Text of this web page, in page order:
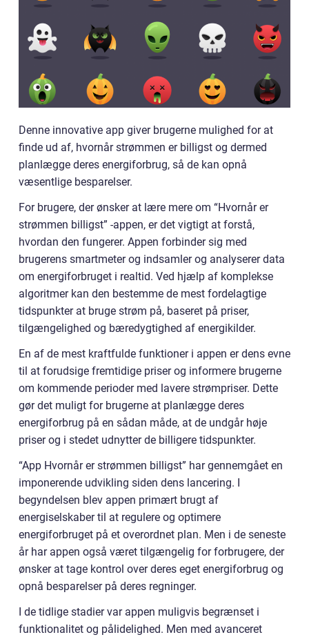
Denne innovative app giver brugerne mulighed for at
finde ud af, hvornår strømmen er billigst og dermed
planlægge deres energiforbrug, så de kan opnå
væsentlige besparelser.
For brugere, der ønsker at lære mere om “Hvornår er
strømmen billigst” -appen, er det vigtigt at forstå,
hvordan den fungerer. Appen forbinder sig med
brugerens smartmeter og indsamler og analyserer data
om energiforbruget i realtid. Ved hjælp af komplekse
algoritmer kan den bestemme de mest fordelagtige
tidspunkter at bruge strøm på, baseret på priser,
tilgængelighed og bæredygtighed af energikilder.
En af de mest kraftfulde funktioner i appen er dens evne
til at forudsige fremtidige priser og informere brugerne
om kommende perioder med lavere strømpriser. Dette
gør det muligt for brugerne at planlægge deres
energiforbrug på en sådan måde, at de undgår høje
priser og i stedet udnytter de billigere tidspunkter.
“App Hvornår er strømmen billigst” har gennemgået en
imponerende udvikling siden dens lancering. I
begyndelsen blev appen primært brugt af
energiselskaber til at regulere og optimere
energiforbruget på et overordnet plan. Men i de seneste
år har appen også været tilgængelig for forbrugere, der
ønsker at tage kontrol over deres eget energiforbrug og
opnå besparelser på deres regninger.
I de tidlige stadier var appen muligvis begrænset i
funktionalitet og pålidelighed. Men med avanceret